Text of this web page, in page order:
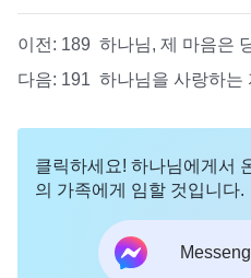
이전: 189 하나님, 제 마음은
다음: 191 하나님을 사랑하는
클릭하세요! 하나님에게서
의 가족에게 임할 것입니다.